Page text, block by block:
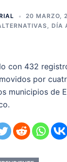
20 MARZO,
, DÍA
con 432
por
municipios de